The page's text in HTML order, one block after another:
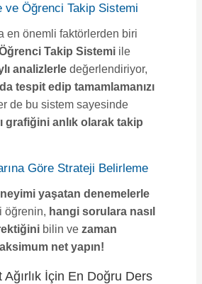
ve Öğrenci Takip Sistemi
en önemli faktörlerden biri
Takip Sistemiile
analizlerledeğerlendiriyor,
tespit edip tamamlamanızı
de bu sistem sayesinde
grafiğini anlık olarak takip
Göre Strateji Belirleme
yaşatan denemelerle
öğrenin, hangi sorulara nasıl
bilin ve zaman
net yapın!
Ağırlık İçin En Doğru Ders